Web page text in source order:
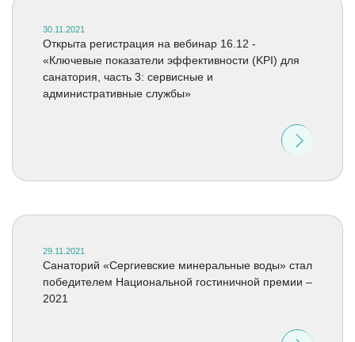
30.11.2021
Открыта регистрация на вебинар 16.12 -
«Ключевые показатели эффективности (KPI) для
санатория, часть 3: сервисные и
административные службы»
29.11.2021
Санаторий «Сергиевские минеральные воды» стал
победителем Национальной гостиничной премии –
2021